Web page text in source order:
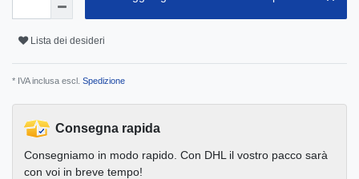
Lista dei desideri
* IVA inclusa escl. Spedizione
Consegna rapida
Consegniamo in modo rapido. Con DHL il vostro pacco sarà
con voi in breve tempo!